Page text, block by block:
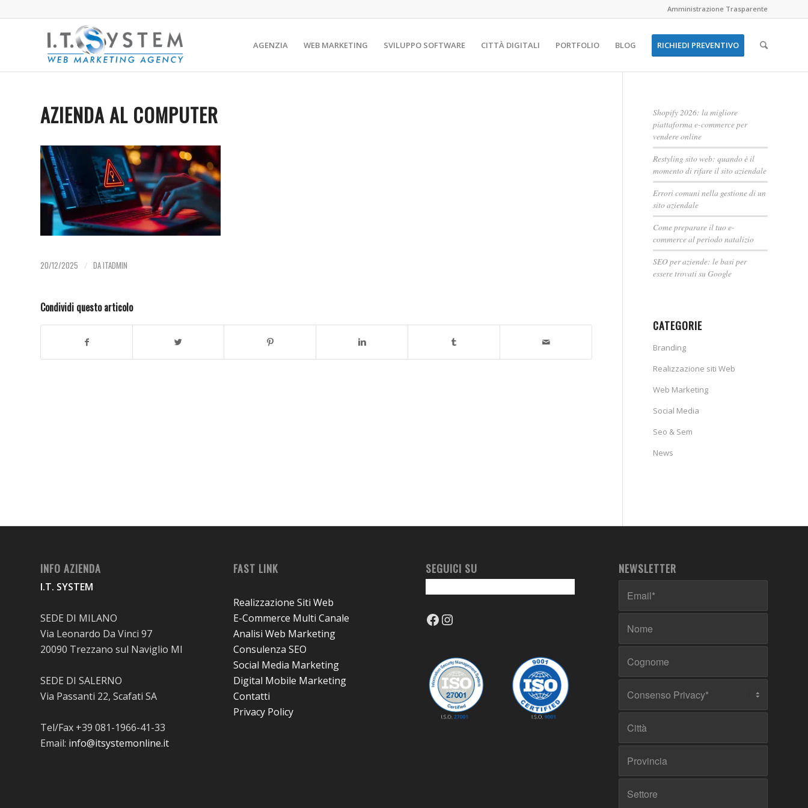
Amministrazione Trasparente
AGENZIA WEB MARKETING SVILUPPO SOFTWARE CITTÀ DIGITALI PORTFOLIO BLOG RICHIEDI PREVENTIVO
AZIENDA AL COMPUTER
20/12/2025 / DAITADMIN
Condividi questo articolo
Shopify 2026: la migliore
piattaforma e-commerce per
vendere online
Restyling sito web: quando è il
momento di rifare il sito aziendale
Errori comuni nella gestione di un
sito aziendale
Come preparare il tuo e-
commerce al periodo natalizio
SEO per aziende: le basi per
essere trovati su Google
CATEGORIE
Branding
Realizzazione siti Web
Web Marketing
Social Media
Seo & Sem
News
INFO AZIENDA
I.T. SYSTEM
SEDE DI MILANO
Via Leonardo Da Vinci 97
20090 Trezzano sul Naviglio MI
SEDE DI SALERNO
Via Passanti 22, Scafati SA
Tel/Fax +39 081-1966-41-33
Email: info@itsystemonline.it
FAST LINK
Realizzazione Siti Web
E-Commerce Multi Canale
Analisi Web Marketing
Consulenza SEO
Social Media Marketing
Digital Mobile Marketing
Contatti
Privacy Policy
SEGUICI SU
Facebook
Instagram
NEWSLETTER